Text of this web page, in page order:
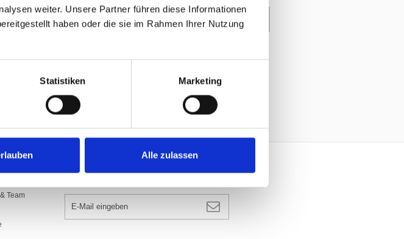
weiter. Unsere Partner führen diese Informationen
haben oder die sie im Rahmen Ihrer Nutzung
Statistiken Marketing
Alle zulassen
In den Warenkorb
Team
NEWSLETTER ANMELDEN